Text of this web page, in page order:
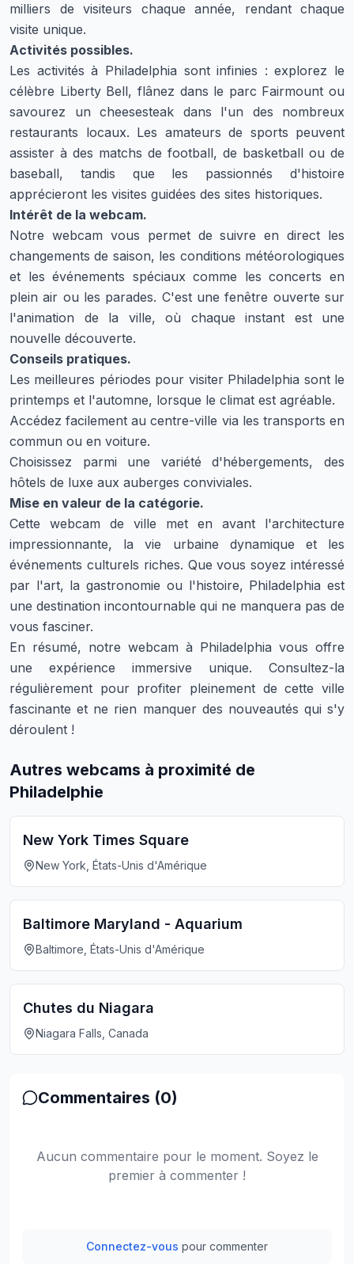
milliers de visiteurs chaque année, rendant chaque
visite unique.
Activités possibles.
Les activités à Philadelphia sont infinies : explorez le
célèbre Liberty Bell, flânez dans le parc Fairmount ou
savourez un cheesesteak dans l'un des nombreux
restaurants locaux. Les amateurs de sports peuvent
assister à des matchs de football, de basketball ou de
baseball, tandis que les passionnés d'histoire
apprécieront les visites guidées des sites historiques.
Intérêt de la webcam.
Notre webcam vous permet de suivre en direct les
changements de saison, les conditions météorologiques
et les événements spéciaux comme les concerts en
plein air ou les parades. C'est une fenêtre ouverte sur
l'animation de la ville, où chaque instant est une
nouvelle découverte.
Conseils pratiques.
Les meilleures périodes pour visiter Philadelphia sont le
printemps et l'automne, lorsque le climat est agréable.
Accédez facilement au centre-ville via les transports en
commun ou en voiture.
Choisissez parmi une variété d'hébergements, des
hôtels de luxe aux auberges conviviales.
Mise en valeur de la catégorie.
Cette webcam de ville met en avant l'architecture
impressionnante, la vie urbaine dynamique et les
événements culturels riches. Que vous soyez intéressé
par l'art, la gastronomie ou l'histoire, Philadelphia est
une destination incontournable qui ne manquera pas de
vous fasciner.
En résumé, notre webcam à Philadelphia vous offre
une expérience immersive unique. Consultez-la
régulièrement pour profiter pleinement de cette ville
fascinante et ne rien manquer des nouveautés qui s'y
déroulent !
Autres webcams à proximité de
Philadelphie
New York Times Square
New York, États-Unis d'Amérique
Baltimore Maryland - Aquarium
Baltimore, États-Unis d'Amérique
Chutes du Niagara
Niagara Falls, Canada
Commentaires (0)
Aucun commentaire pour le moment. Soyez le
premier à commenter !
Connectez-vous pour commenter